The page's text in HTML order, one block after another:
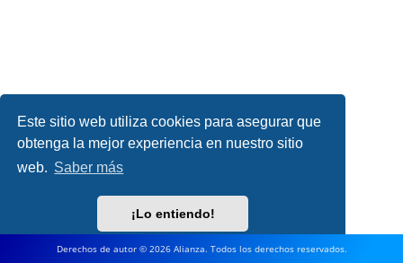
Este sitio web utiliza cookies para asegurar que
obtenga la mejor experiencia en nuestro sitio
web. Saber más
¡Lo entiendo!
Derechos de autor © 2026 Alianza. Todos los derechos reservados.